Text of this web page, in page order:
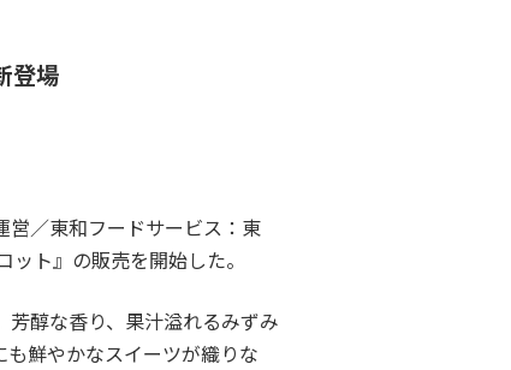
登場
／東和フードサービス：東
ト』の販売を開始した。
芳醇な香り、果汁溢れるみずみ
鮮やかなスイーツが織りな